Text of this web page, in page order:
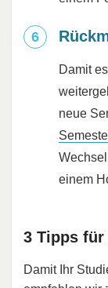
Damit
neue
einem
3 Tipps für
Damit Ihr